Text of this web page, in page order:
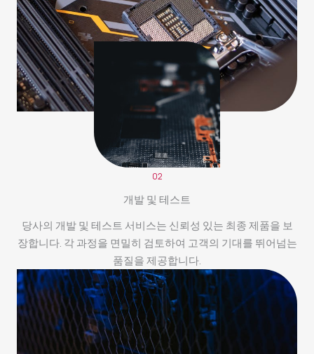
02
개발 및 테스트
당사의 개발 및 테스트 서비스는 신뢰성 있는 최종 제품을 보
장합니다. 각 과정을 면밀히 검토하여 고객의 기대를 뛰어넘는
품질을 제공합니다.